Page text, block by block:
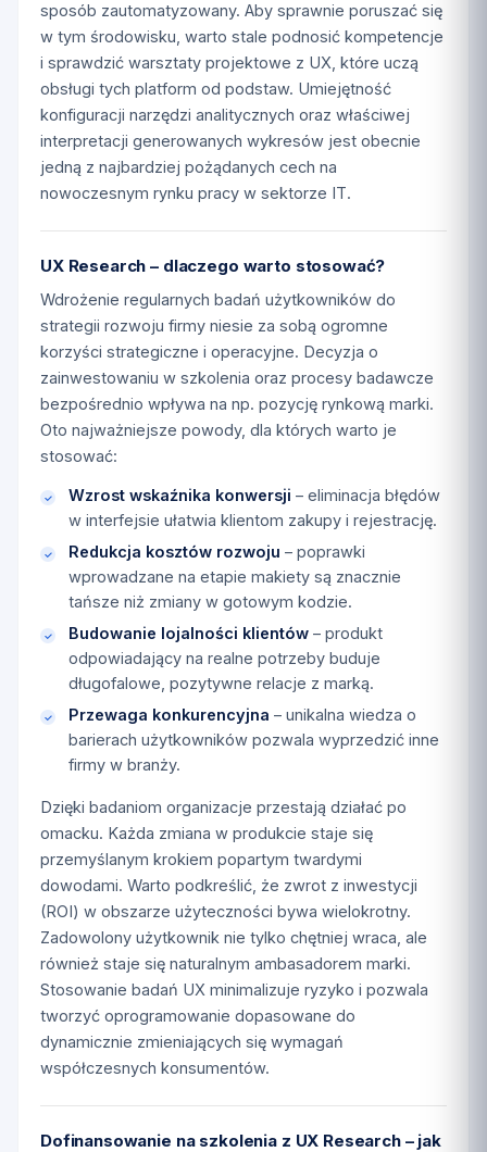
sposób zautomatyzowany. Aby sprawnie poruszać się
w tym środowisku, warto stale podnosić kompetencje
i sprawdzić warsztaty projektowe z UX, które uczą
obsługi tych platform od podstaw. Umiejętność
konfiguracji narzędzi analitycznych oraz właściwej
interpretacji generowanych wykresów jest obecnie
jedną z najbardziej pożądanych cech na
nowoczesnym rynku pracy w sektorze IT.
UX Research – dlaczego warto stosować?
Wdrożenie regularnych badań użytkowników do
strategii rozwoju firmy niesie za sobą ogromne
korzyści strategiczne i operacyjne. Decyzja o
zainwestowaniu w szkolenia oraz procesy badawcze
bezpośrednio wpływa na np. pozycję rynkową marki.
Oto najważniejsze powody, dla których warto je
stosować:
Wzrost wskaźnika konwersji – eliminacja błędów
w interfejsie ułatwia klientom zakupy i rejestrację.
Redukcja kosztów rozwoju – poprawki
wprowadzane na etapie makiety są znacznie
tańsze niż zmiany w gotowym kodzie.
Budowanie lojalności klientów – produkt
odpowiadający na realne potrzeby buduje
długofalowe, pozytywne relacje z marką.
Przewaga konkurencyjna – unikalna wiedza o
barierach użytkowników pozwala wyprzedzić inne
firmy w branży.
Dzięki badaniom organizacje przestają działać po
omacku. Każda zmiana w produkcie staje się
przemyślanym krokiem popartym twardymi
dowodami. Warto podkreślić, że zwrot z inwestycji
(ROI) w obszarze użyteczności bywa wielokrotny.
Zadowolony użytkownik nie tylko chętniej wraca, ale
również staje się naturalnym ambasadorem marki.
Stosowanie badań UX minimalizuje ryzyko i pozwala
tworzyć oprogramowanie dopasowane do
dynamicznie zmieniających się wymagań
współczesnych konsumentów.
Dofinansowanie na szkolenia z UX Research – jak